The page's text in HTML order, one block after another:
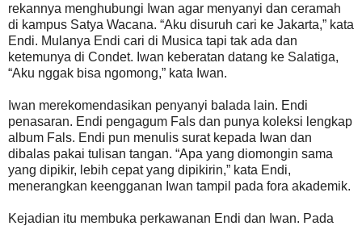
rekannya menghubungi Iwan agar menyanyi dan ceramah
di kampus Satya Wacana. “Aku disuruh cari ke Jakarta,” kata
Endi. Mulanya Endi cari di Musica tapi tak ada dan
ketemunya di Condet. Iwan keberatan datang ke Salatiga,
“Aku nggak bisa ngomong,” kata Iwan.
Iwan merekomendasikan penyanyi balada lain. Endi
penasaran. Endi pengagum Fals dan punya koleksi lengkap
album Fals. Endi pun menulis surat kepada Iwan dan
dibalas pakai tulisan tangan. “Apa yang diomongin sama
yang dipikir, lebih cepat yang dipikirin,” kata Endi,
menerangkan keengganan Iwan tampil pada fora akademik.
Kejadian itu membuka perkawanan Endi dan Iwan. Pada